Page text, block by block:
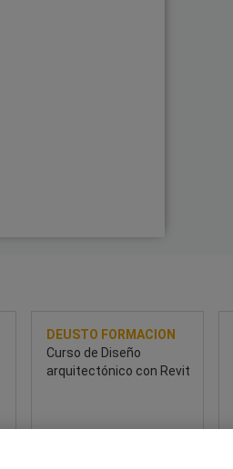
DEUSTO FORMACION
Curso de Diseño
arquitectónico con Revit